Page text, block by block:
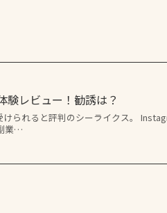
験レビュー！勧誘は？
られると評判のシーライクス。
業…